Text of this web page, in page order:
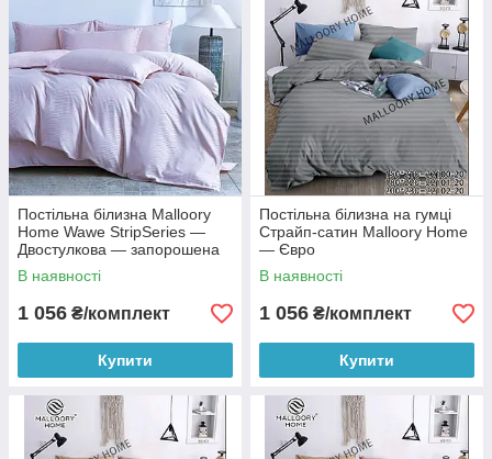
Постільна білизна Malloory
Home Wawe StripSeries —
Двостулкова — запорошена
троянда
В наявності
1 056 ₴/комплект
Купити
Постільна білизна на гумці
Страйп-сатин Malloory Home
— Євро
В наявності
1 056 ₴/комплект
Купити